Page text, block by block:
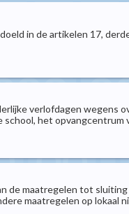
in de artikelen 17,
verlofdagen wegens
het
de maatregelen tot
maatregelen op lokaal